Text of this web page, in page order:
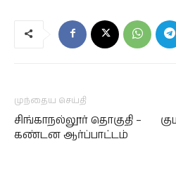
முந்தைய செய்தி
சிங்காநல்லூர் தொகுதி –
கண்டன ஆர்ப்பாட்டம்